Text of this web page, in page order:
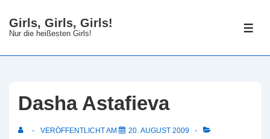
ZumGirls, Girls, Girls!
Nur die heißesten Girls!
Dasha Astafieva
VERÖFFENTLICHT AM
20. AUGUST 2009